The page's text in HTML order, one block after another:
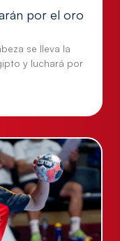
por el oro
se lleva la
y luchará por